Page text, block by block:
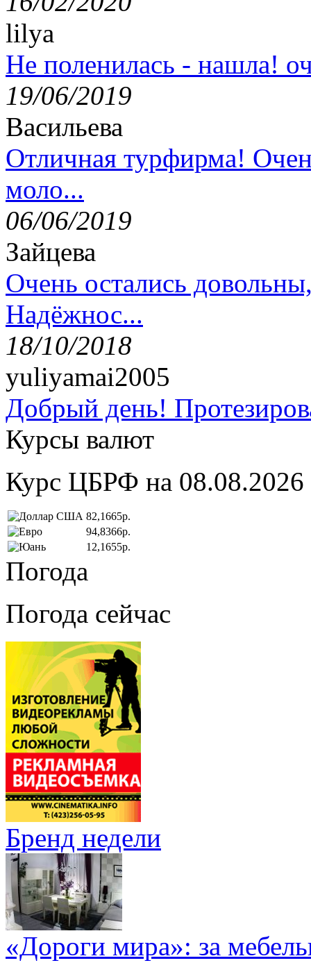
lilya
Не поленилась - нашла!
19/06/2019
Васильева
Отличная турфирма!
моло...
06/06/2019
Зайцева
Очень остались
Надёжнос...
18/10/2018
yuliyamai2005
Добрый день!
Курсы валют
Курс ЦБРФ на 08.08.2026
82,1665р.
94,8366р.
12,1655р.
Погода
Погода сейчас
Бренд недели
«Дороги мира»: за